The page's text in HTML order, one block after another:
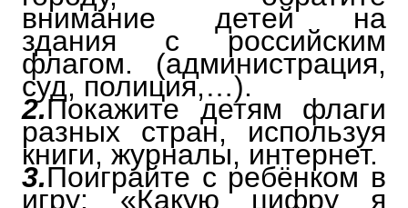
внимание детей на
здания с российским
флагом. (администрация,
суд, полиция,…).
2.Покажите детям флаги
разных стран, используя
книги, журналы, интернет.
3.Поиграйте с ребёнком в
игру: «Какую цифру я